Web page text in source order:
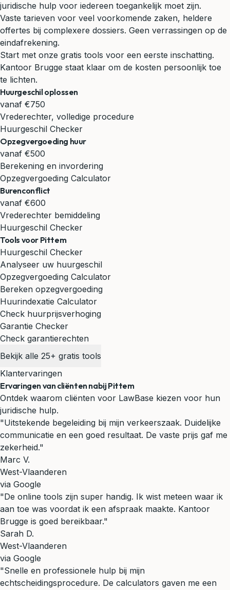
juridische hulp voor iedereen toegankelijk moet zijn.
Vaste tarieven voor veel voorkomende zaken, heldere
offertes bij complexere dossiers. Geen verrassingen op de
eindafrekening.
Start met onze gratis tools voor een eerste inschatting.
Kantoor Brugge staat klaar om de kosten persoonlijk toe
te lichten.
Huurgeschil oplossen
vanaf €750
Vrederechter, volledige procedure
Huurgeschil Checker
Opzegvergoeding huur
vanaf €500
Berekening en invordering
Opzegvergoeding Calculator
Burenconflict
vanaf €600
Vrederechter bemiddeling
Huurgeschil Checker
Tools voor Pittem
Huurgeschil Checker
Analyseer uw huurgeschil
Opzegvergoeding Calculator
Bereken opzegvergoeding
Huurindexatie Calculator
Check huurprijsverhoging
Garantie Checker
Check garantierechten
Bekijk alle 25+ gratis tools
Klantervaringen
Ervaringen van cliënten nabij Pittem
Ontdek waarom cliënten voor LawBase kiezen voor hun
juridische hulp.
"Uitstekende begeleiding bij mijn verkeerszaak. Duidelijke
communicatie en een goed resultaat. De vaste prijs gaf me
zekerheid."
Marc V.
West-Vlaanderen
via Google
"De online tools zijn super handig. Ik wist meteen waar ik
aan toe was voordat ik een afspraak maakte. Kantoor
Brugge is goed bereikbaar."
Sarah D.
West-Vlaanderen
via Google
"Snelle en professionele hulp bij mijn
echtscheidingsprocedure. De calculators gaven me een